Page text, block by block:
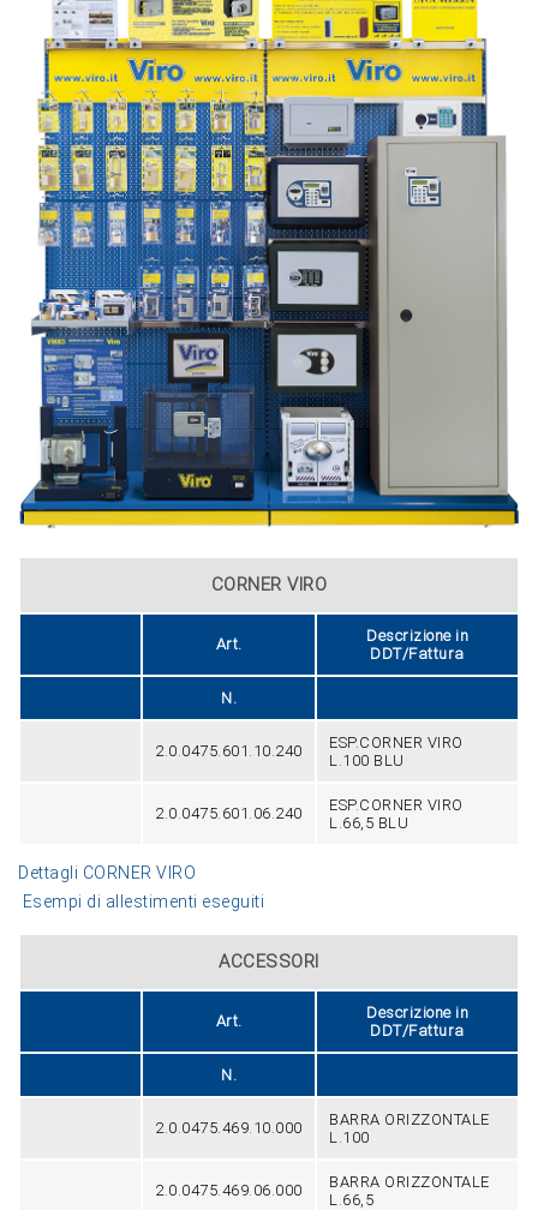
CORNER VIRO
Art.
Descrizione in
DDT/Fattura
N.
2.0.0475.601.10.240
ESP.CORNER VIRO
L.100 BLU
2.0.0475.601.06.240
ESP.CORNER VIRO
L.66,5 BLU
Dettagli CORNER VIRO
Esempi di allestimenti eseguiti
ACCESSORI
Art.
Descrizione in
DDT/Fattura
N.
2.0.0475.469.10.000
BARRA ORIZZONTALE
L.100
2.0.0475.469.06.000
BARRA ORIZZONTALE
L.66,5